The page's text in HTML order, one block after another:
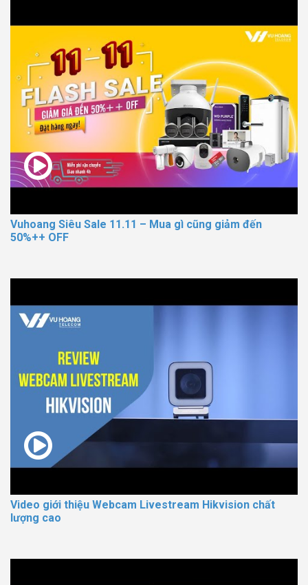
Vuhoang Siêu Sale 11.11 – Mua gì cũng giảm đến
50%++ OFF
Video giới thiệu Webcam Livestream Hikvision chất
lượng cao